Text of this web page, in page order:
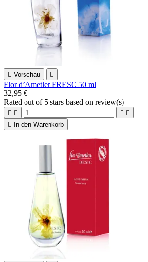
 Vorschau 
Flor d’Ametler FRESC 50 ml
32,95 €
Rated out of 5 stars based on review(s)
   

In den Warenkorb